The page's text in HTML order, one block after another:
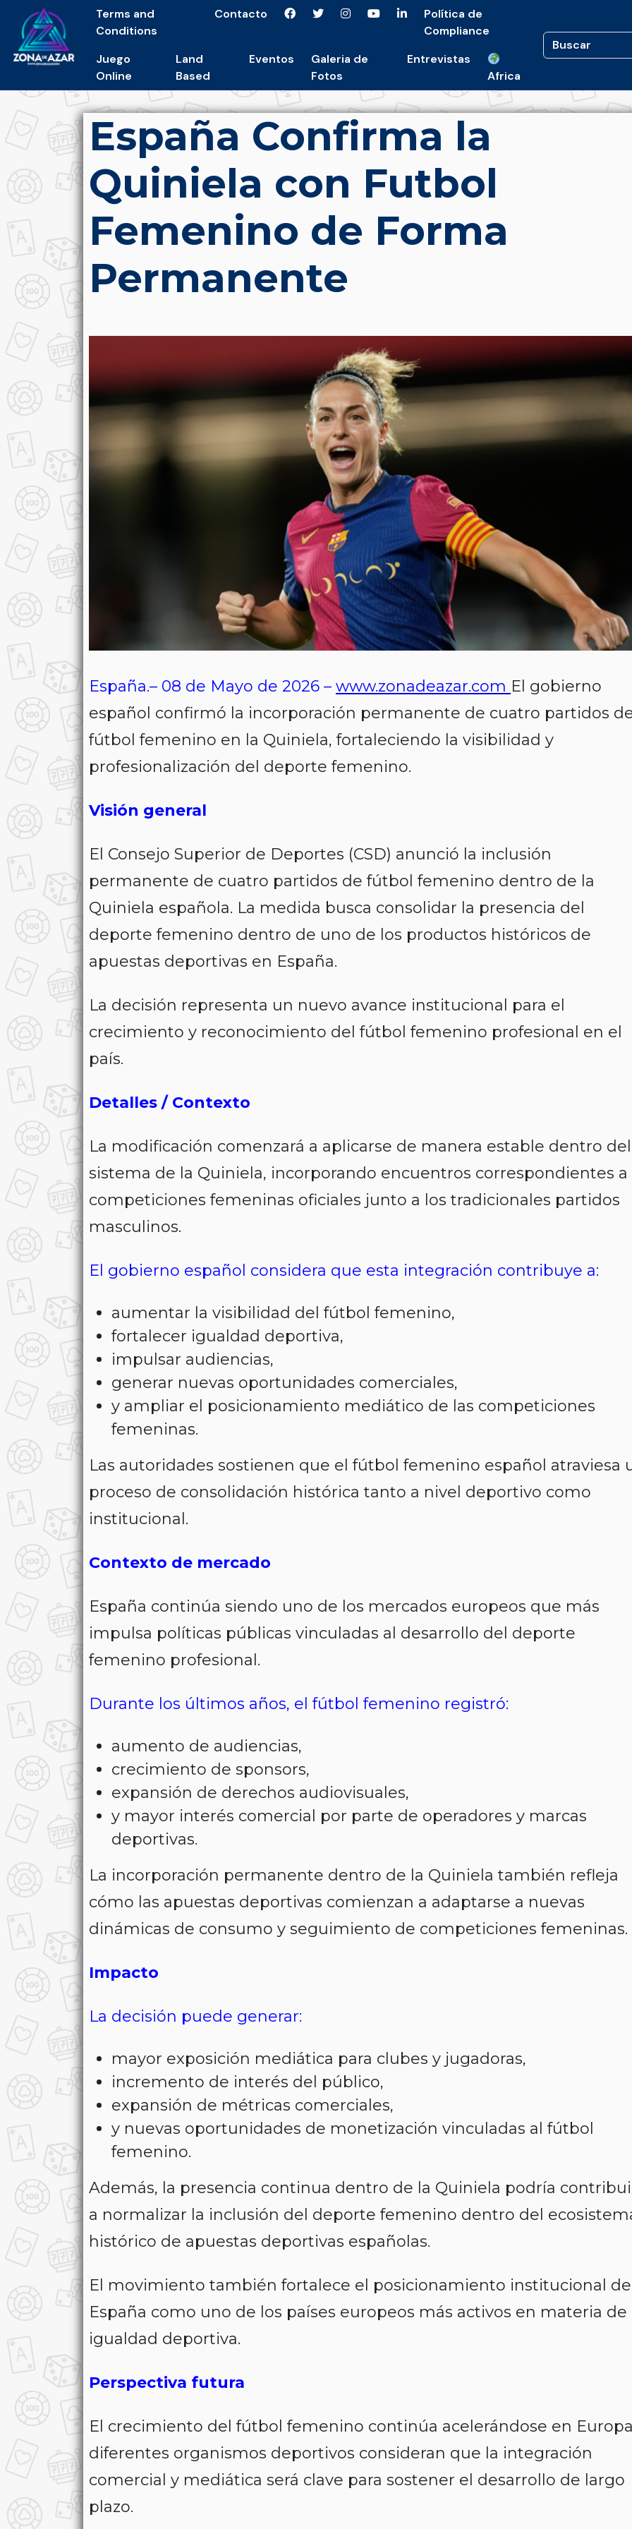
Terms and
Conditions
Contacto
Política de
Compliance
Juego
Online
Land
Based
Eventos
Galeria de
Fotos
Entrevistas
Africa
España Confirma la
Quiniela con Futbol
Femenino de Forma
Permanente
España.– 08 de Mayo de 2026 – www.zonadeazar.com El gobierno
español confirmó la incorporación permanente de cuatro partidos
fútbol femenino en la Quiniela, fortaleciendo la visibilidad y
profesionalización del deporte femenino.
Visión general
El Consejo Superior de Deportes (CSD) anunció la inclusión
permanente de cuatro partidos de fútbol femenino dentro de la
Quiniela española. La medida busca consolidar la presencia del
deporte femenino dentro de uno de los productos históricos de
apuestas deportivas en España.
La decisión representa un nuevo avance institucional para el
crecimiento y reconocimiento del fútbol femenino profesional en el
país.
Detalles / Contexto
La modificación comenzará a aplicarse de manera estable dentro del
sistema de la Quiniela, incorporando encuentros correspondientes a
competiciones femeninas oficiales junto a los tradicionales partidos
masculinos.
El gobierno español considera que esta integración contribuye a:
aumentar la visibilidad del fútbol femenino,
fortalecer igualdad deportiva,
impulsar audiencias,
generar nuevas oportunidades comerciales,
y ampliar el posicionamiento mediático de las competiciones
femeninas.
Las autoridades sostienen que el fútbol femenino español atraviesa
proceso de consolidación histórica tanto a nivel deportivo como
institucional.
Contexto de mercado
España continúa siendo uno de los mercados europeos que más
impulsa políticas públicas vinculadas al desarrollo del deporte
femenino profesional.
Durante los últimos años, el fútbol femenino registró:
aumento de audiencias,
crecimiento de sponsors,
expansión de derechos audiovisuales,
y mayor interés comercial por parte de operadores y marcas
deportivas.
La incorporación permanente dentro de la Quiniela también refleja
cómo las apuestas deportivas comienzan a adaptarse a nuevas
dinámicas de consumo y seguimiento de competiciones femeninas.
Impacto
La decisión puede generar:
mayor exposición mediática para clubes y jugadoras,
incremento de interés del público,
expansión de métricas comerciales,
y nuevas oportunidades de monetización vinculadas al fútbol
femenino.
Además, la presencia continua dentro de la Quiniela podría
a normalizar la inclusión del deporte femenino dentro del
histórico de apuestas deportivas españolas.
El movimiento también fortalece el posicionamiento institucional de
España como uno de los países europeos más activos en materia de
igualdad deportiva.
Perspectiva futura
El crecimiento del fútbol femenino continúa acelerándose en
diferentes organismos deportivos consideran que la integración
comercial y mediática será clave para sostener el desarrollo de largo
plazo.